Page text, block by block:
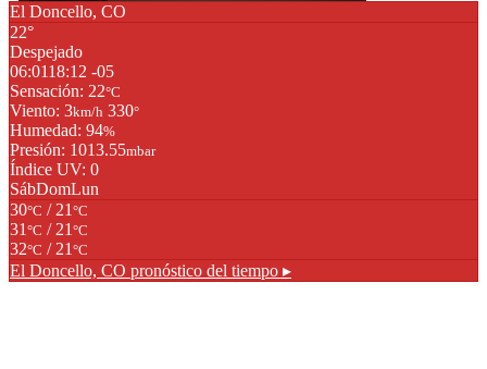
El Doncello, CO
22°
Despejado
06:0118:12 -05
Sensación: 22°C
Viento: 3km/h 330°
Humedad: 94%
Presión: 1013.55mbar
Índice UV: 0
SábDomLun
30°C / 21 °C
31 °C / 21 °C
32°C / 21 °C
El Doncello, CO pronóstico del tiempo ▸